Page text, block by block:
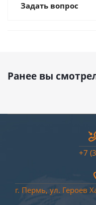
Задать вопрос
Ранее вы
+7
г. Пермь, ул. Героев